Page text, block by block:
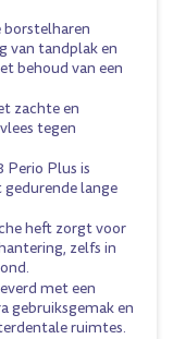
van tandplak en
behoud van een
zachte en
tegen
Perio Plus is
lange
heft zorgt voor
zelfs in
met een
gebruiksgemak en
ruimtes.